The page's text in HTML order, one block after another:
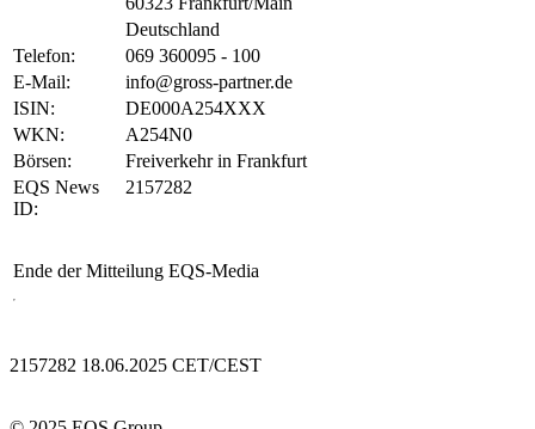
Deutschland
Telefon:
069 360095 - 100
E-Mail:
info@gross-partner.de
ISIN:
DE000A254XXX
WKN:
A254N0
Börsen:
Freiverkehr in Frankfurt
EQS News
ID:
2157282
Ende der Mitteilung EQS-Media
2157282 18.06.2025 CET/CEST